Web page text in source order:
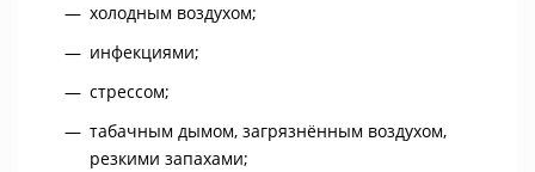
холодным воздухом;
инфекциями;
стрессом;
табачным дымом, загрязнённым воздухом,
резкими запахами;